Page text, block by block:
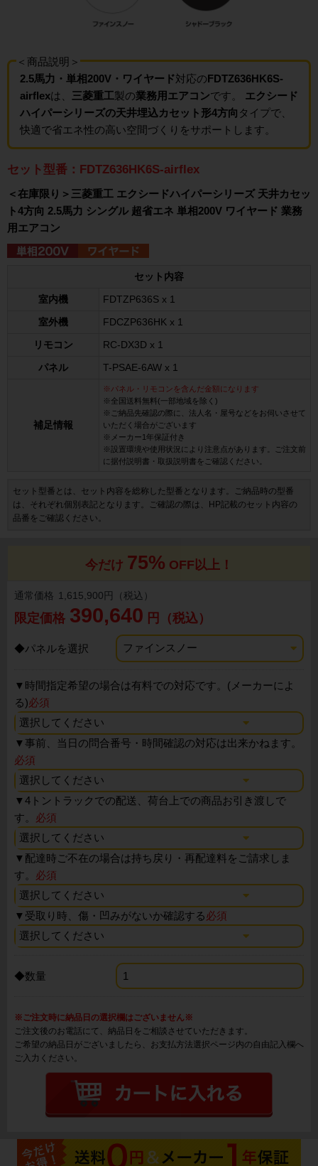
＜商品説明＞
2.5馬力・単相200V・ワイヤード対応のFDTZ636HK6S-
airflexは、 三菱重工製の業務用エアコンです。 エクシード
ハイパーシリーズの天井埋込カセット形4方向 タイプで、
快適で省エネ性の高い空間づくりをサポートします。
セット型番：FDTZ636HK6S-airflex
＜在庫限り＞三菱重工 エクシードハイパーシリーズ 天井カセッ
ト4方向 2.5馬力 シングル 超省エネ 単相200V ワイヤード 業務
用エアコン
セット内容
室内機 FDTZP636S x 1
室外機 FDCZP636HK x 1
リモコン RC-DX3D x 1
パネル T-PSAE-6AW x 1
補足情報
※パネル・リモコンを含んだ金額になります
※全国送料無料(一部地域を除く)
※ご納品先確認の際に、法人名・屋号などをお伺いさせて
いただく場合がございます
※メーカー1年保証付き
※設置環境や使用状況により注意点があります。ご注文前
に据付説明書・取扱説明書をご確認ください。
セット型番とは、セット内容を総称した型番となります。ご納品時の型番
は、それぞれ個別表記となります。ご確認の際は、HP記載のセット内容の
品番をご確認ください。
今だけ 75% OFF以上！
通常価格 1,615,900円（税込）
限定価格 390,640 円（税込）
◆パネルを選択
▼ 時間指定希望の場合は有料での対応です。(メーカーによ
る)必須
▼事前、当日の問合番号・時間確認の対応は出来かねます。
必須
▼4トントラックでの配送、荷台上での商品お引き渡しで
す。 必須
▼ 配達時ご不在の場合は持ち戻り・再配達料をご請求しま
す。 必須
▼ 受取り時、傷・凹みがないか確認する必須
◆数量
※ご注文時に納品日の選択欄はございません※
ご注文後のお電話にて、納品日をご相談させていただきます。
ご希望の納品日がございましたら、お支払方法選択ページ内の自由記入欄へ
ご入力ください。